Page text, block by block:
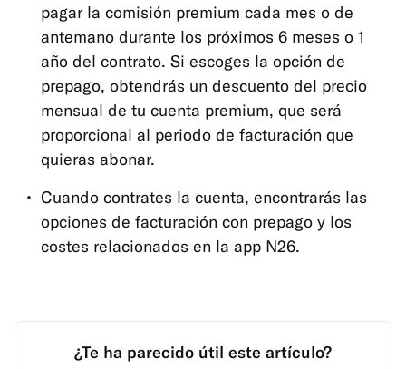
pagar la comisión premium cada mes o de
antemano durante los próximos 6 meses o 1
año del contrato. Si escoges la opción de
prepago, obtendrás un descuento del precio
mensual de tu cuenta premium, que será
proporcional al periodo de facturación que
quieras abonar.
Cuando contrates la cuenta, encontrarás las
opciones de facturación con prepago y los
costes relacionados en la app N26.
¿Te ha parecido útil este artículo?